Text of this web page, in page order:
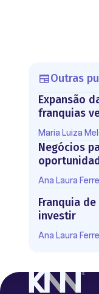
Outras
Expansão
franquias
Maria Luiza
Negócios
Ana Laura
Franquia
investir
Ana Laura